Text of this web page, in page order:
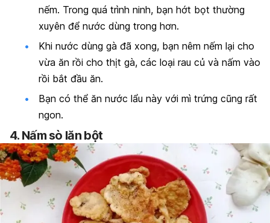
nếm. Trong quá trình ninh, bạn hớt bọt thường
xuyên để nước dùng trong hơn.
Khi nước dùng gà đã xong, bạn nêm nếm lại cho
vừa ăn rồi cho thịt gà, các loại rau củ và nấm vào
rồi bắt đầu ăn.
Bạn có thể ăn nước lẩu này với mì trứng cũng rất
ngon.
4. Nấm sò lăn bột